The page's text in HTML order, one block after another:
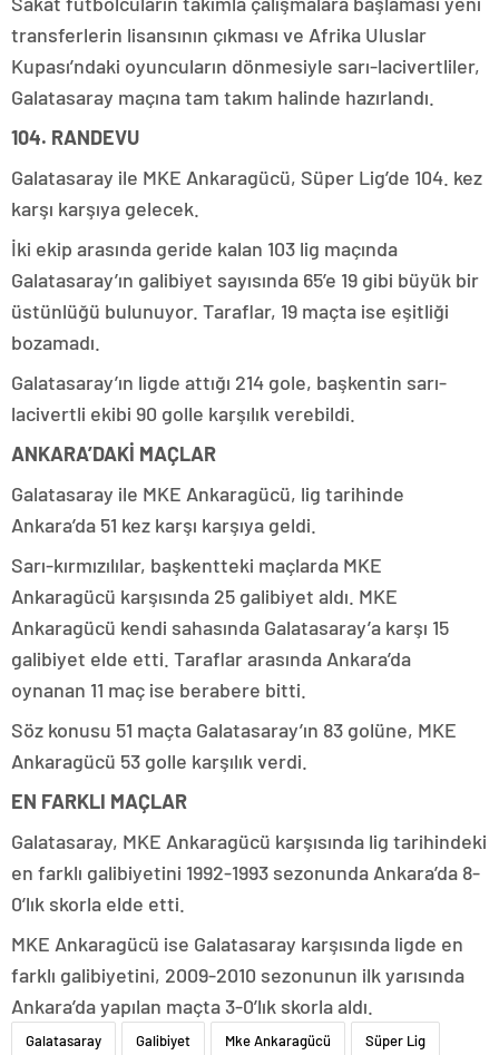
transferlerin lisansının çıkması ve Afrika Uluslar
Kupası’ndaki oyuncuların dönmesiyle sarı-lacivertliler,
Galatasaray maçına tam takım halinde hazırlandı.
104. RANDEVU
Galatasaray ile MKE Ankaragücü, Süper Lig’de 104. kez
karşı karşıya gelecek.
İki ekip arasında geride kalan 103 lig maçında
Galatasaray’ın galibiyet sayısında 65’e 19 gibi büyük bir
üstünlüğü bulunuyor. Taraflar, 19 maçta ise eşitliği
bozamadı.
Galatasaray’ın ligde attığı 214 gole, başkentin sarı-
lacivertli ekibi 90 golle karşılık verebildi.
ANKARA’DAKİ MAÇLAR
Galatasaray ile MKE Ankaragücü, lig tarihinde
Ankara’da 51 kez karşı karşıya geldi.
Sarı-kırmızılılar, başkentteki maçlarda MKE
Ankaragücü karşısında 25 galibiyet aldı. MKE
Ankaragücü kendi sahasında Galatasaray’a karşı 15
galibiyet elde etti. Taraflar arasında Ankara’da
oynanan 11 maç ise berabere bitti.
Söz konusu 51 maçta Galatasaray’ın 83 golüne, MKE
Ankaragücü 53 golle karşılık verdi.
EN FARKLI MAÇLAR
Galatasaray, MKE Ankaragücü karşısında lig tarihindeki
en farklı galibiyetini 1992-1993 sezonunda Ankara’da 8-
0’lık skorla elde etti.
MKE Ankaragücü ise Galatasaray karşısında ligde en
farklı galibiyetini, 2009-2010 sezonunun ilk yarısında
Ankara’da yapılan maçta 3-0’lık skorla aldı.
Galatasaray Galibiyet Mke Ankaragücü Süper Lig